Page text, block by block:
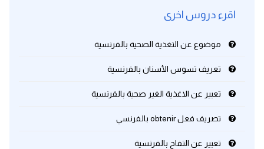
اقرء دروس اخرى
موضوع عن التغذية الصحية بالفرنسية
تعريف تسوس الأسنان بالفرنسية
تعبير عن الاغذية الغير صحية بالفرنسية
تصريف فعل obtenir بالفرنسي
تعبير عن التفاح بالفرنسية